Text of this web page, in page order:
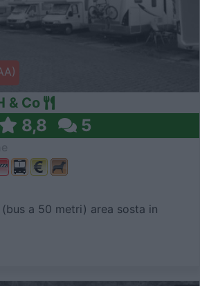
& Co
8,8 5
a 50 metri) area sosta in